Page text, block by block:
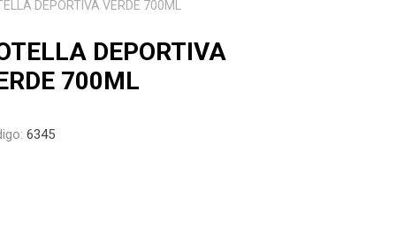
DEPORTIVA VERDE 700ML
DEPORTIVA
700ML
6345